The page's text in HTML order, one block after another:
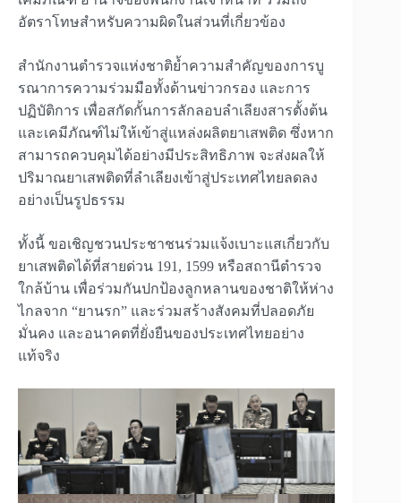
อัตราโทษสำหรับความผิดในส่วนที่เกี่ยวข้อง
สำนักงานตำรวจแห่งชาติย้ำความสำคัญของการบู
รณาการความร่วมมือทั้งด้านข่าวกรอง และการ
ปฏิบัติการ เพื่อสกัดกั้นการลักลอบลำเลียงสารตั้งต้น
และเคมีภัณฑ์ไม่ให้เข้าสู่แหล่งผลิตยาเสพติด ซึ่งหาก
สามารถควบคุมได้อย่างมีประสิทธิภาพ จะส่งผลให้
ปริมาณยาเสพติดที่ลำเลียงเข้าสู่ประเทศไทยลดลง
อย่างเป็นรูปธรรม
ทั้งนี้ ขอเชิญชวนประชาชนร่วมแจ้งเบาะแสเกี่ยวกับ
ยาเสพติดได้ที่สายด่วน 191, 1599 หรือสถานีตำรวจ
ใกล้บ้าน เพื่อร่วมกันปกป้องลูกหลานของชาติให้ห่าง
ไกลจาก “ยานรก” และร่วมสร้างสังคมที่ปลอดภัย
มั่นคง และอนาคตที่ยั่งยืนของประเทศไทยอย่าง
แท้จริง